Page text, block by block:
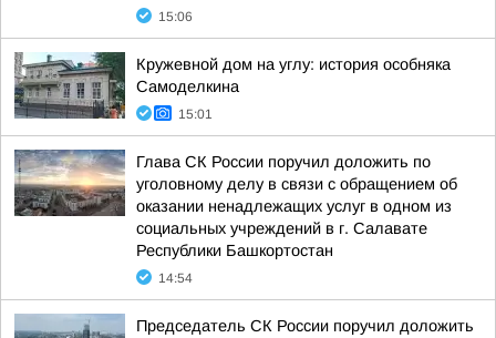
15:06
Кружевной дом на углу: история особняка
Самоделкина
15:01
Глава СК России поручил доложить по
уголовному делу в связи с обращением об
оказании ненадлежащих услуг в одном из
социальных учреждений в г. Салавате
Республики Башкортостан
14:54
Председатель СК России поручил доложить